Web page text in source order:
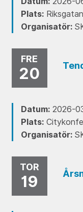
Plats:
Organisatör:
FRE
20
Datum:2026-
Plats:
Organisatör:
TOR
19